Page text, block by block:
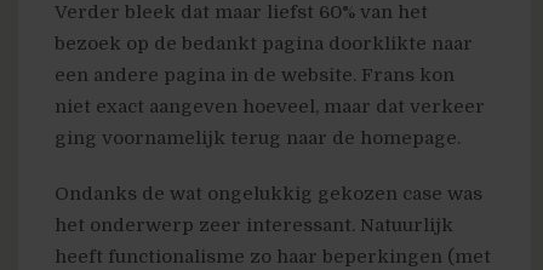
Verder bleek dat maar liefst 60% van het
bezoek op de bedankt pagina doorklikte naar
een andere pagina in de website. Frans kon
niet exact aangeven hoeveel, maar dat verkeer
ging voornamelijk terug naar de homepage.
Ondanks de wat ongelukkig gekozen case was
het onderwerp zeer interessant. Natuurlijk
heeft functionalisme zo haar beperkingen (met